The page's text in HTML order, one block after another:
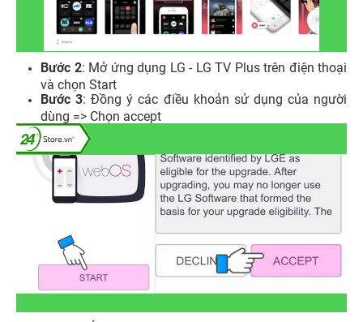
Bước 2: Mở ứng dụng LG - LG TV Plus trên điện thoại
và chọn Start
Bước 3: Đồng ý các điều khoản sử dụng của người
dùng => Chọn accept